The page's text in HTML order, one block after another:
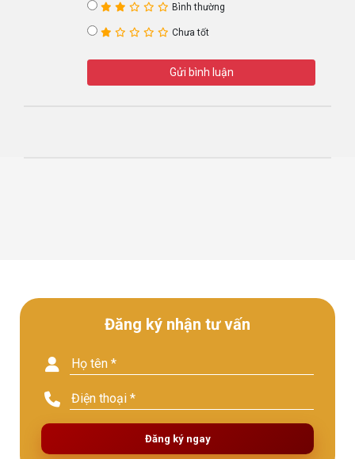
Bình thường
Chưa tốt
Gửi bình luận
Đăng ký nhận tư vấn
Đăng ký ngay